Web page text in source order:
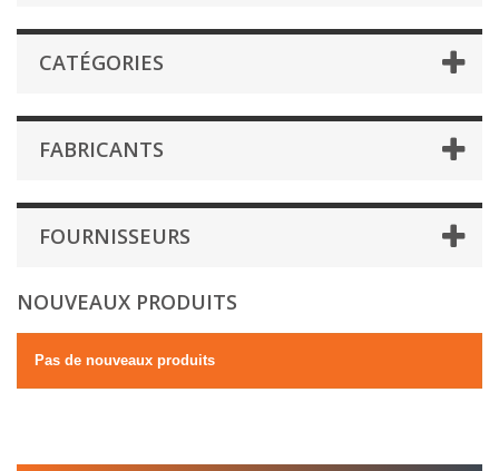
CATÉGORIES
FABRICANTS
FOURNISSEURS
NOUVEAUX PRODUITS
Pas de nouveaux produits